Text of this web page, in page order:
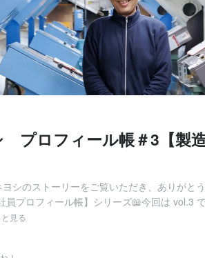
プロフィール帳＃3【製
シのストーリーをご覧いただき、ありがと
員プロフィール帳】シリーズ📖今回は vol.3
見る